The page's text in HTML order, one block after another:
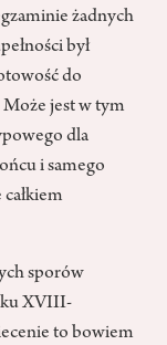
żadnych
był
do
Może jest w tym
dla
i samego
sporów
XVIII-
to bowiem